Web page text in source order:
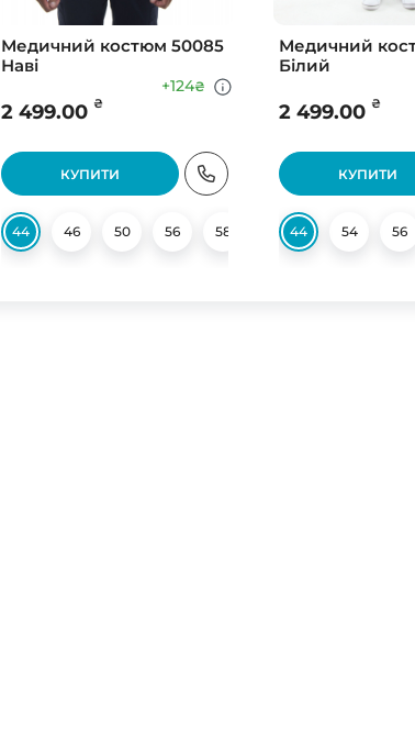
Медичний костюм 50085
Наві
2 499.00 ₴
+124₴
КУПИТИ
44 46 50 56 58 60
Медичний
Білий
2 499.00 ₴
КУПИТИ
44 54 56